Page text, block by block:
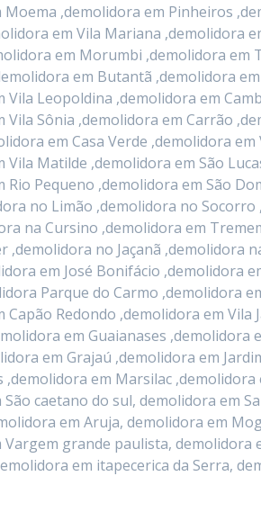
,demolidora em Pinheiros
em Vila Mariana ,demolidora
em Morumbi ,demolidora
em Butantã ,demolidora
Vila Leopoldina ,demolidora em
Vila Sônia ,demolidora em Carrão
em Casa Verde ,demolidora
Vila Matilde ,demolidora em São
Rio Pequeno ,demolidora em São
no Limão ,demolidora no
na Cursino ,demolidora em
,demolidora no Jaçanã ,demolidora
em José Bonifácio ,demolidora
Parque do Carmo ,demolidora
Capão Redondo ,demolidora em
em Guaianases ,demolidora
em Grajaú ,demolidora em
,demolidora em Marsilac
caetano do sul, demolidora em
em Aruja, demolidora em
grande paulista, demolidora
em itapecerica da Serra,